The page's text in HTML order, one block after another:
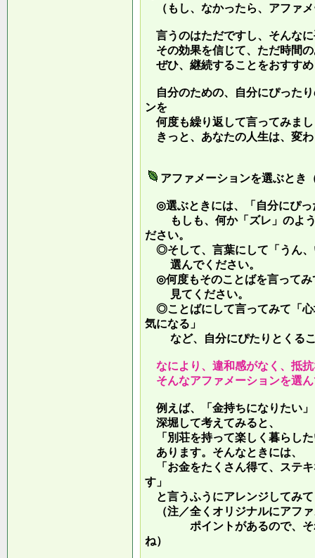
（もし、なかったら、アファ
言うのはただですし、そんな
その効果を信じて、ただ時間
ぜひ、継続することをおすす
自分のための、自分にぴった
ンを
何度も繰り返して言ってみま
きっと、あなたの人生は、変
アファメーションを選ぶとき
◎選ぶときには、「自分にぴっ
もしも、何か「ズレ」のよう
ださい。
◎そして、言葉にして「うん、
選んでください。
◎何度もそのことばを言ってみ
見てください。
◎ことばにして言ってみて「心
気になる」
など、自分にぴたりとくるこ
なにより、違和感がなく、抵
そんなアファメーションを選
例えば、「金持ちになりたい
深堀して考えてみると、
「別荘を持って楽しく暮らし
あります。そんなときには、
「お金をたくさん得て、ステ
す」
と言うふうにアレンジしてみ
（注／全くオリジナルにアフ
ポイントがあるので、それ
ね）